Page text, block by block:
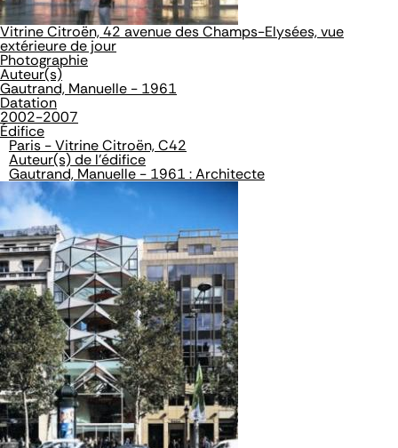
Vitrine Citroën, 42 avenue des Champs-Elysées, vue
extérieure de jour
Photographie
Auteur(s)
Gautrand, Manuelle - 1961
Datation
2002-2007
Édifice
Paris - Vitrine Citroën, C42
Auteur(s) de l'édifice
Gautrand, Manuelle - 1961 : Architecte